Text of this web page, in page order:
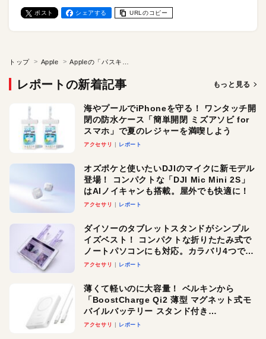
ポスト シェアする URLのコピー
トップ Apple
レポートの新着記事 もっと見る
海やプールでiPhoneを守る！ ワンタッチ開
閉の防水ケース「簡単開閉 ミズアソビ for
スマホ」で夏のレジャーを満喫しよう
アクセサリ レポート
オズポケと使いたいDJIのマイクに新モデル
登場！ コンパクトな「DJI Mic Mini 2S」
はAIノイキャンも搭載。屋外でも快適に！
アクセサリ レポート
ダイソーのタブレットスタンドがシンプル
イズベスト！ コンパクトな折りたたみ式で
ノートパソコンにも対応。カラバリ4つで選
べる楽しさも
アクセサリ レポート
薄くて軽いのに大容量！ ベルキンから
「BoostCharge Qi2 薄型 マグネット式モ
バイルバッテリー スタンド付き
10,000mAh」が登場。3台同時充電対応で
アクセサリ レポート